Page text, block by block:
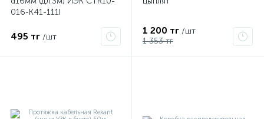
016-K41-111I
495 тг /шт
1 200 тг /шт
1 353 тг